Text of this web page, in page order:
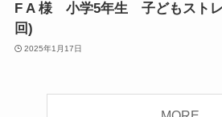
F A 様 小学5年生 子どもスト
回)
2025年1月17日